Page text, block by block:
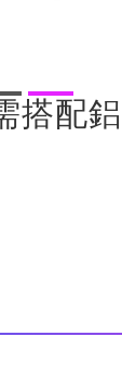
搭配鋁